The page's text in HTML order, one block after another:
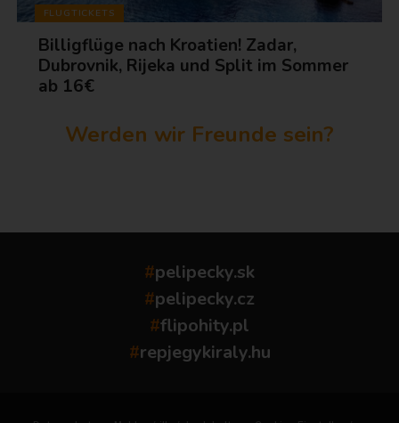
FLUGTICKETS
Billigflüge nach Kroatien! Zadar,
Dubrovnik, Rijeka und Split im Sommer
ab 16€
Werden wir Freunde sein?
#pelipecky.sk
#pelipecky.cz
#flipohity.pl
#repjegykiraly.hu